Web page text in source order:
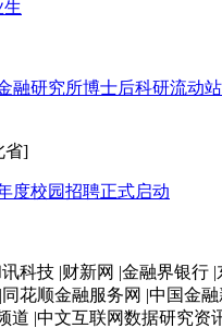
生
融研究所博士后科研流动
省]
度校园招聘正式启动
科技 |财新网 |金融界银行 |
花顺金融服务网 |中国金
道 |中文互联网数据研究资